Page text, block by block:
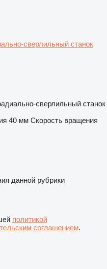
сверлильный станок
сверлильный станок
40 мм Скорость вращения
данной рубрики
политикой
соглашением.